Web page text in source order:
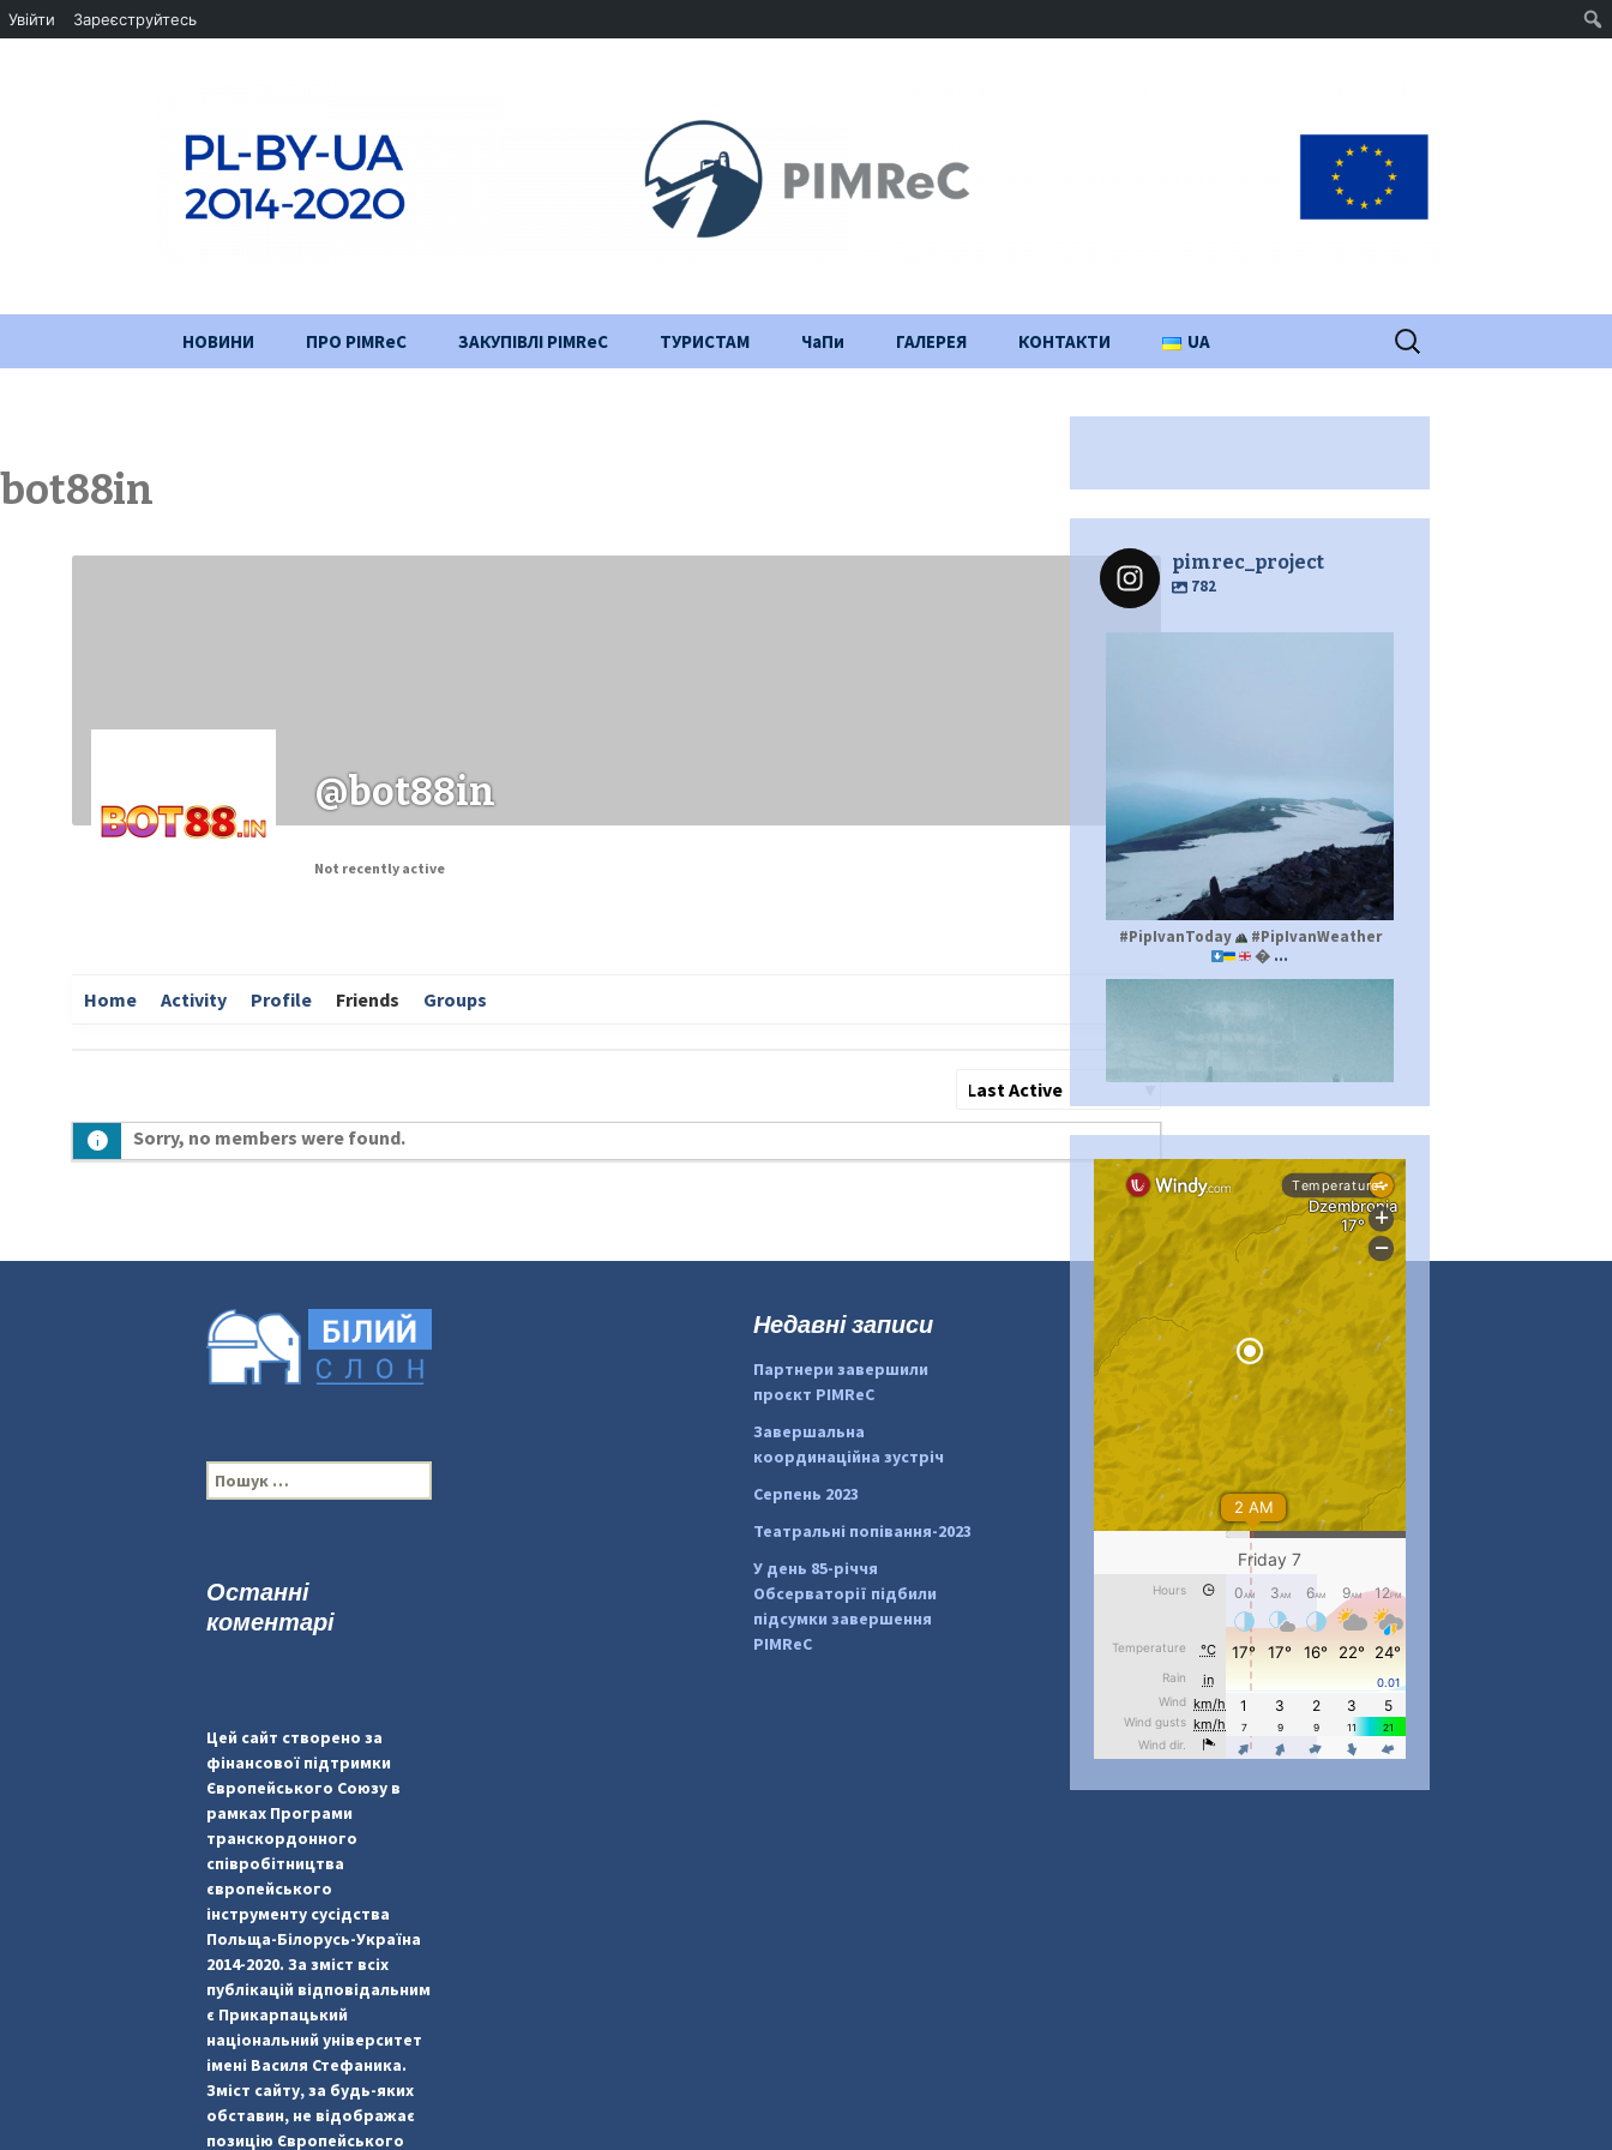
НОВИНИ ПРО PIMReC
Заходи
ЗАКУПІВЛІ PIMReC ТУРИСТАМ ЧаПи ГАЛЕРЕЯ КОНТАКТИ UA Пошук:
bot88in
@bot88in
Not recently active
Home Activity Profile Friends Groups
Show:
Sorry, no members were found.
pimrec_project
782
#PipIvanToday
#PipIvanWeather
 ...
#PipIvanToday
#PipIvanWeather
pimrec_project
#PipIvanToday #PipIvanWeather
 ...
pimrec_project
П
о
:
Недавні записи
Партнери завершили
проєкт PIMReC
Завершальна
координаційна зустріч
Серпень 2023
Театральні попівання-2023
У день 85-річчя
Обсерваторії підбили
підсумки завершення
PIMReC
Останні
коментарі
Цей сайт створено за
фінансової підтримки
Європейського Союзу в
рамках Програми
транскордонного
співробітництва
європейського
інструменту сусідства
Польща-Білорусь-Україна
2014-2020. За зміст всіх
публікацій відповідальним
є Прикарпацький
національний університет
імені Василя Стефаника.
Зміст сайту, за будь-яких
обставин, не відображає
позицію Європейського
Увійти Зареєструйтесь